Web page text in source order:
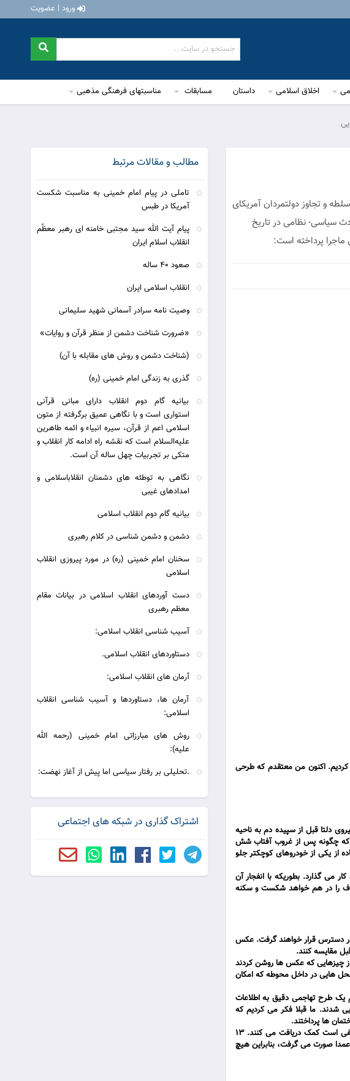
ورود | عضویت
اخلاق اسلامی داستان مسابقات مناسبتهای فرهنگی مذهبی
و تجاوز دولتمردان آمریکای
سیاسی- نظامی در تاریخ
ماجرا پرداخته است:
کردیم. اکنون من معتقدم که طرحی
دلتا قبل از سپیده دم به ناحیه
که چگونه پس از غروب آفتاب شش
از یکی از خودروهای کوچکتر جلو
می گذارد. بطوریکه با انفجار آن
را در هم خواهد شکست و سکنه
در دسترس قرار خواهند گرفت. عکس
مقایسه کنند.
چیزهایی که عکس ها روشن کردند
محل هایی در داخل محوطه که امکان
یک طرح تهاجمی دقیق به اطلاعات
شدند. ما قبلا فکر می کردیم که
ها پرداختند.
آنها تصور می کردند که دانشجویان مبارزی که گروگان ها را در اختیار داشتند از طرف فلسطینی ها یا" ساواما" که یک سازمان پلیس مخفی است کمک دریافت می کنند. 13
صورت می گرفت،‌ بنابراین هیچ
مطالب و مقالات مرتبط
تاملی در پیام امام خمینی به مناسبت شکست
آمریکا در طبس
پیام آیت الله سید مجتبی خامنه ای رهبر معظّم
انقلاب اسلام ایران
صعود 40 ساله
انقلاب اسلامی ایران
وصیت نامه سرادر آسمانی شهید سلیمانی
«ضرورت شناخت دشمن از منظر قرآن و روايات»
(شناخت دشمن و روش های مقابله با آن)
گذری به زندگی امام خمینی (ره)
بیانیه گام دوم انقلاب دارای مبانی قرآنی
استواری است و با نگاهی عمیق برگرفته از متون
اسلامی اعم از قرآن، سیره انبیاء و ائمه طاهرین
علیه‌السلام است که نقشه راه ادامه کار انقلاب و
متکی بر تجربیات چهل ساله آن است.
نگاهی به توطئه های دشمنان انقلاباسلامی و
امدادهای غیبی
بیانیه گام دوم انقلاب اسلامی
دشمن و دشمن شناسی در کلام رهبری
سخنان امام خمینی (ره) در مورد پیروزی انقلاب
اسلامی
دست آوردهای انقلاب اسلامی در بیانات مقام
معظم رهبری
آسیب شناسی انقلاب اسلامی:
دستاوردهای انقلاب اسلامی.
آرمان های انقلاب اسلامی:
آرمان ها، دستاوردها و آسیب شناسی انقلاب
اسلامی:
روش های مبارزاتی امام خمینی (رحمه الله
علیه):
.تحلیلی بر رفتار سیاسی اما پیش از آغاز نهضت:
اشتراک گذاری در شبکه های اجتماعی